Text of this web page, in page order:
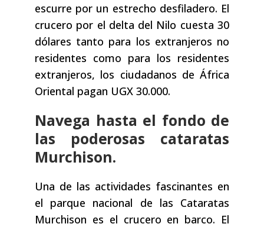
escurre por un estrecho desfiladero. El
crucero por el delta del Nilo cuesta 30
dólares tanto para los extranjeros no
residentes como para los residentes
extranjeros, los ciudadanos de África
Oriental pagan UGX 30.000.
Navega hasta el fondo de
las poderosas cataratas
Murchison.
Una de las actividades fascinantes en
el parque nacional de las Cataratas
Murchison es el crucero en barco. El